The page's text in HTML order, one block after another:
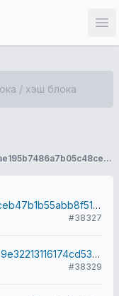
fc6ed60af8a42450f73594a1ef68d4dc58a40ae195b7486a7b05c48ce67309ee
1101607ceb47b1b55abb8f518b1e4ab4d3acee4010bf1a1b89ea31a3d1a8e2ee
#38327
01254ec9e32213116174cd5372e03eeb6b4c915d648c7ef8dfc4de6620be232b
#38329